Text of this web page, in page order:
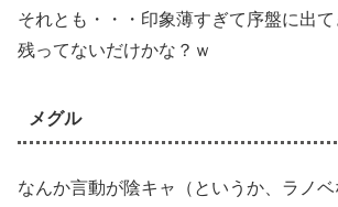
それとも・・・印象薄すぎて序盤に出
残ってないだけかな？ｗ
メグル
なんか言動が陰キャ（というか、ラノ